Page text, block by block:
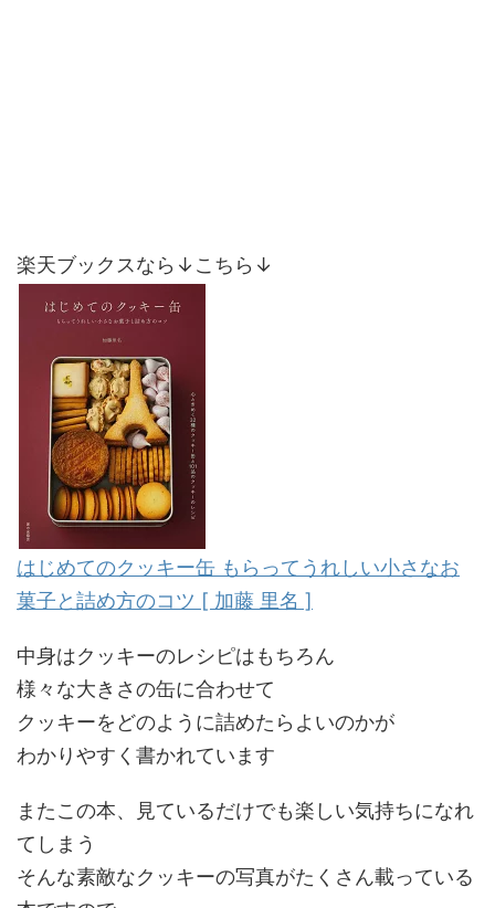
楽天ブックスなら↓こちら↓
はじめてのクッキー缶 もらってうれしい小さなお
菓子と詰め方のコツ [ 加藤 里名 ]
中身はクッキーのレシピはもちろん
様々な大きさの缶に合わせて
クッキーをどのように詰めたらよいのかが
わかりやすく書かれています
またこの本、見ているだけでも楽しい気持ちになれ
てしまう
そんな素敵なクッキーの写真がたくさん載っている